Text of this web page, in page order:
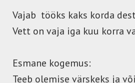
Vajab tööks kaks korda
Vett on vaja iga kuu korra
Esmane kogemus:
Teeb olemise värskeks ja